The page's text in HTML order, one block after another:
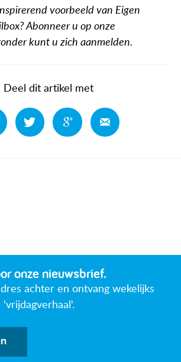
voorbeeld van Eigen
Abonneer u op onze
kunt u zich aanmelden.
Deel dit artikel met
Deel Deel Deel
onze nieuwsbrief.
achter en ontvang wekelijks